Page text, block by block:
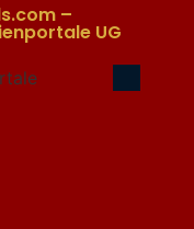
–
UG​